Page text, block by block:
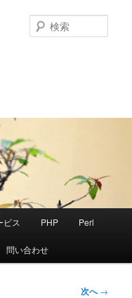
索
ビス PHP Perl
問い合わせ
次へ→